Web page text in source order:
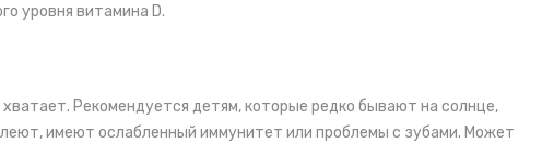
уровня витамина D.
Рекомендуется детям, которые редко бывают на солнце,
имеют ослабленный иммунитет или проблемы с зубами. Может